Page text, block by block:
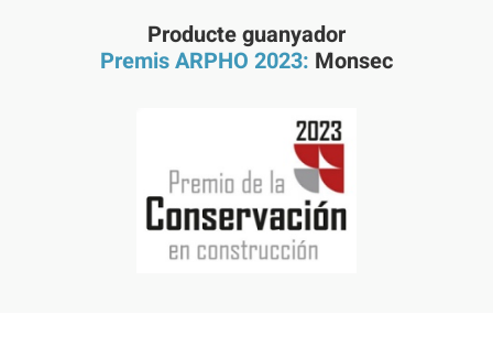
Producte guanyador
Premis ARPHO 2023: Monsec